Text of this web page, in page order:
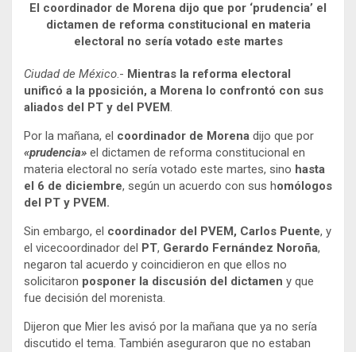
El coordinador de Morena dijo que por ‘prudencia’ el
dictamen de reforma constitucional en materia
electoral no sería votado este martes
Ciudad de México.- Mientras la reforma electoral
unificó a la pposición, a Morena lo confrontó con sus
aliados del PT y del PVEM.
Por la mañana, el coordinador de Morena dijo que por
«prudencia» el dictamen de reforma constitucional en
materia electoral no sería votado este martes, sino hasta
el 6 de diciembre, según un acuerdo con sus homólogos
del PT y PVEM.
Sin embargo, el coordinador del PVEM, Carlos Puente, y
el vicecoordinador del PT, Gerardo Fernández Noroña,
negaron tal acuerdo y coincidieron en que ellos no
solicitaron posponer la discusión del dictamen y que
fue decisión del morenista.
Dijeron que Mier les avisó por la mañana que ya no sería
discutido el tema. También aseguraron que no estaban